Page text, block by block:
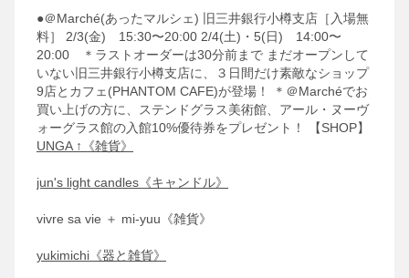
●＠Marché(あったマルシェ) 旧三井銀行小樽支店［入場無
料］
2/3(金) 15:30〜20:00 2/4(土)・5(日) 14:00〜
20:00 ＊ラストオーダーは30分前まで まだオープンして
いない旧三井銀行小樽支店に、３日間だけ素敵なショップ
9店とカフェ(PHANTOM CAFE)が登場！
＊＠Marchéでお
買い上げの方に、ステンドグラス美術館、アール・ヌーヴ
ォーグラス館の入館10%優待券をプレゼント！
【SHOP】
UNGA ↑《雑貨》
jun's light candles《キャンドル》
vivre sa vie ＋ mi-yuu《雑貨》
yukimichi《器と雑貨》